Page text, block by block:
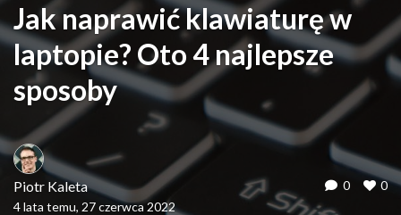
Jak naprawić klawiaturę w
laptopie? Oto 4 najlepsze
sposoby
Piotr Kaleta
4 lata temu, 27 czerwca 2022
0 0